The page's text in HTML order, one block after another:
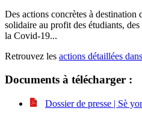
Des actions concrètes à destination
solidaire au profit des étudiants,
la Covid-19...
Retrouvez les actions détaillées
Documents à télécharger :
Dossier de presse | Sè